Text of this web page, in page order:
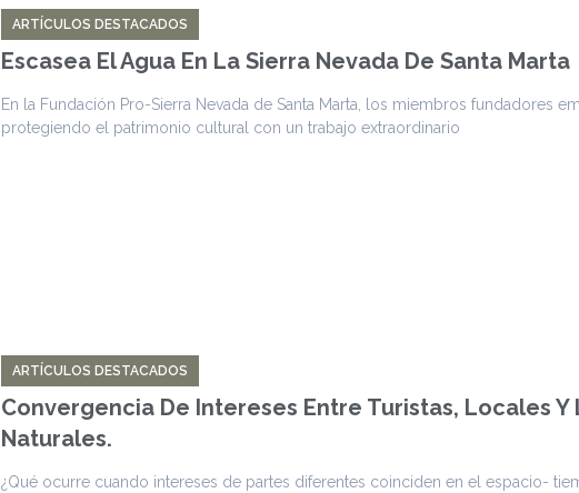
ARTÍCULOS DESTACADOS
Escasea El Agua En La Sierra Nevada De Santa Marta
En la Fundación Pro-Sierra Nevada de Santa Marta, los miembros fundadores
protegiendo el patrimonio cultural con un trabajo extraordinario
ARTÍCULOS DESTACADOS
Convergencia De Intereses Entre Turistas, Locales Y
Naturales.
¿Qué ocurre cuando intereses de partes diferentes coinciden en el espacio-